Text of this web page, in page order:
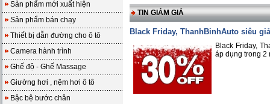
Sản phẩm mới xuất hiện
Sản phẩm bán chạy
Thiết bị dẫn đường cho ô tô
Camera hành trình
Ghế độ - Ghế Massage
Giường hơi , nệm hơi ô tô
Bậc bệ bước chân
TIN GIẢM GIÁ
Black Friday, ThanhBinhAuto siêu
Black Friday,
áp dụng trong 2